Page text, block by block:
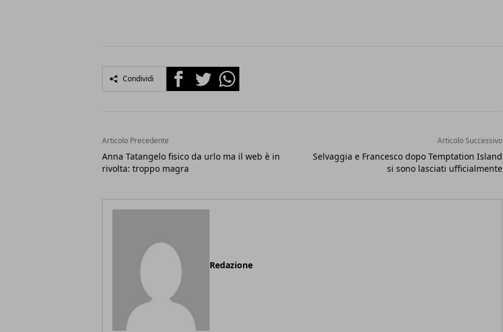
Condividi FacebookTwitterWhatsapp
Articolo Precedente
Anna Tatangelo fisico da urlo ma il web è in
rivolta: troppo magra
Articolo Successivo
Selvaggia e Francesco dopo Temptation Island
si sono lasciati ufficialmente
Redazione